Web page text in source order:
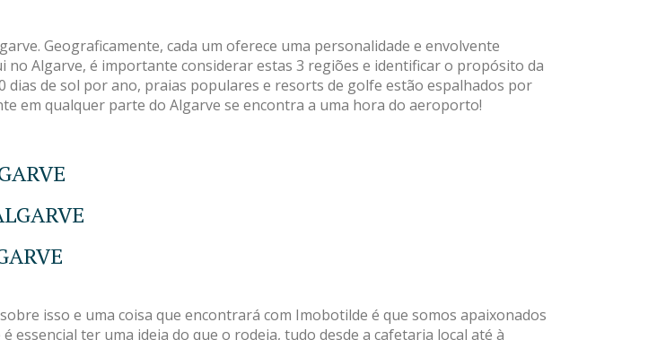
Geograficamente, cada um oferece uma personalidade e envolvente
Algarve, é importante considerar estas 3 regiões e identificar o propósito da
dias de sol por ano, praias populares e resorts de golfe estão espalhados por
em qualquer parte do Algarve se encontra a uma hora do aeroporto!
isso e uma coisa que encontrará com Imobotilde é que somos apaixonados
essencial ter uma ideia do que o rodeia, tudo desde a cafetaria local até à